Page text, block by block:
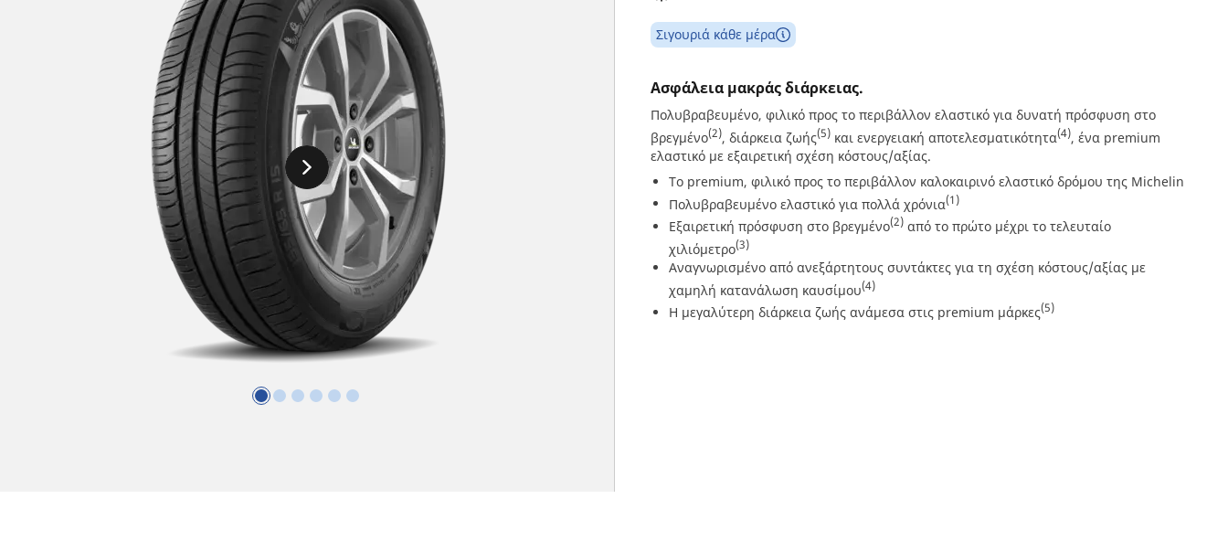
Σιγουριά κάθε μέρα
Ασφάλεια μακράς διάρκειας.
Πολυβραβευμένο, φιλικό προς το περιβάλλον ελαστικό για δυνατή πρόσφυση στο
βρεγμένο(2), διάρκεια ζωής(5) και ενεργειακή αποτελεσματικότητα(4), ένα premium
ελαστικό με εξαιρετική σχέση κόστους/αξίας.
Το premium, φιλικό προς το περιβάλλον καλοκαιρινό ελαστικό δρόμου της Michelin
Πολυβραβευμένο ελαστικό για πολλά χρόνια(1)
Εξαιρετική πρόσφυση στο βρεγμένο(2) από το πρώτο μέχρι το τελευταίο
χιλιόμετρο(3)
Αναγνωρισμένο από ανεξάρτητους συντάκτες για τη σχέση κόστους/αξίας με
χαμηλή κατανάλωση καυσίμου(4)
Η μεγαλύτερη διάρκεια ζωής ανάμεσα στις premium μάρκες(5)